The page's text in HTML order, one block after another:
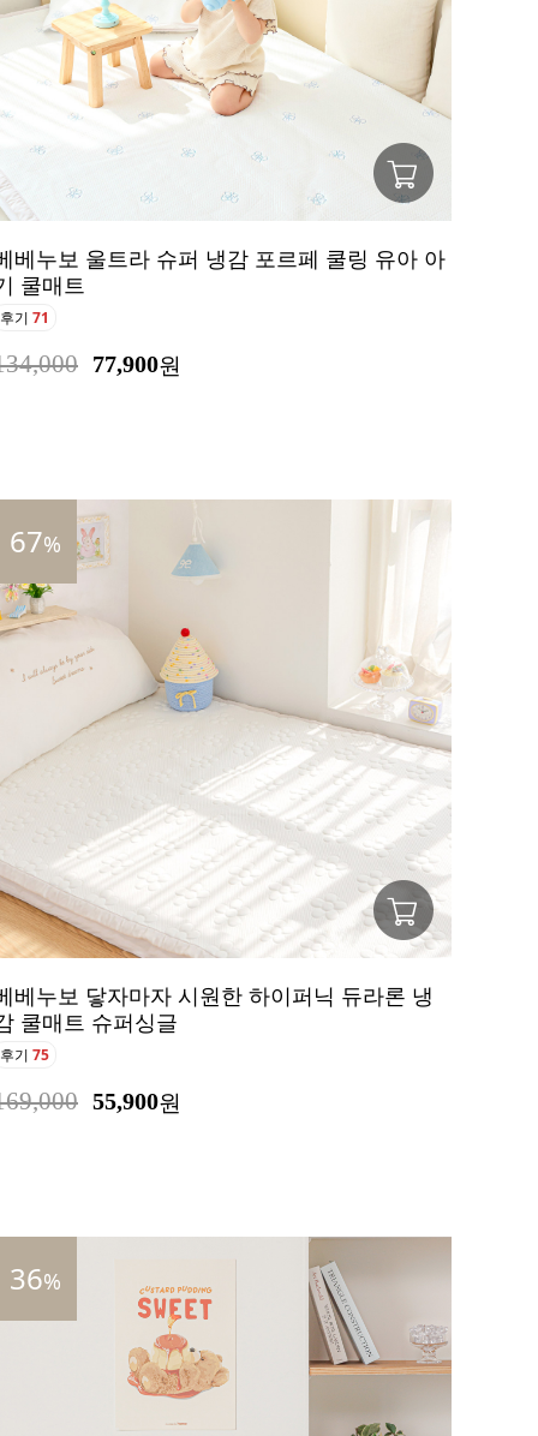
베누보 울트라 슈퍼 냉감 포르페 쿨링 유아 아
쿨매트
후기 71
77,900원
67%
베누보 닿자마자 시원한 하이퍼닉 듀라론 냉
쿨매트 슈퍼싱글
후기 75
55,900원
36%